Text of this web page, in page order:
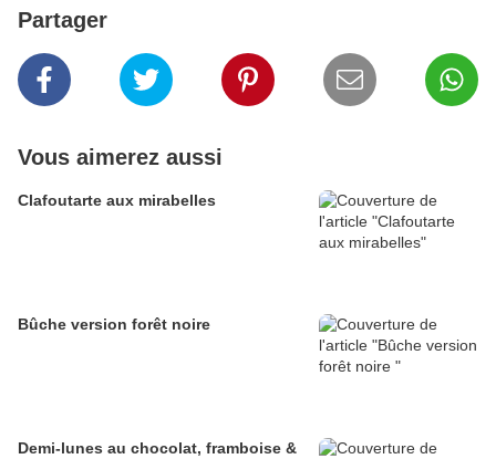
Partager
Vous aimerez aussi
Clafoutarte aux mirabelles
Bûche version forêt noire
Demi-lunes au chocolat, framboise &